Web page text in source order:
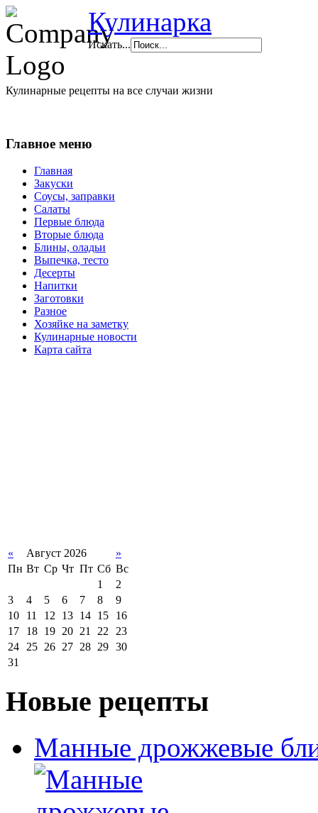
Кулинарка
Искать...
Кулинарные рецепты на все случаи жизни
Главное меню
Главная
Закуски
Соусы, заправки
Салаты
Первые блюда
Вторые блюда
Блины, оладьи
Выпечка, тесто
Десерты
Напитки
Заготовки
Разное
Хозяйке на заметку
Кулинарные новости
Карта сайта
« Август 2026
»
Пн Вт Ср Чт Пт Сб Вс
1
2
3
4 5 6 7 8
9
10
11 12 13 14 15
16
17
18 19 20 21 22 23
24 25 26 27 28 29 30
31
Новые рецепты
Манные дрожжевые